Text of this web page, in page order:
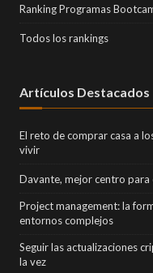
Ranking Programas
Todos los rankings
Artículos Destacados
El reto de comprar casa a
vivir
Davante, mejor centro para
Project management: la
entornos complejos
Seguir las actualizaciones
la vez